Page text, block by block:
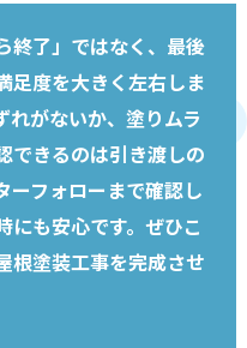
終了」ではなく、最後
足度を大きく左右しま
れがないか、塗りムラ
できるのは引き渡しの
ーフォローまで確認し
にも安心です。ぜひこ
根塗装工事を完成させ